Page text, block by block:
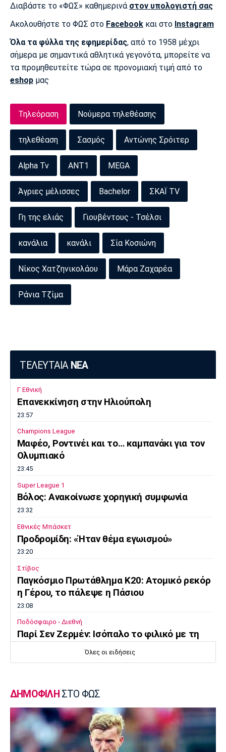
Διαβάστε το «ΦΩΣ» καθημερινά στον υπολογιστή σας
Ακολουθήστε το ΦΩΣ στο Facebook και στο Instagram
Όλα τα φύλλα της εφημερίδας, από το 1958 μέχρι
σήμερα με σημαντικά αθλητικά γεγονότα, μπορείτε να
τα προμηθευτείτε τώρα σε προνομιακή τιμή από το
eshop μας
Τηλεόραση Νούμερα τηλεθέασης
τηλεθέαση Σασμός Αντώνης Σρόιτερ
Alpha Tv ΑΝΤ1 MEGA
Άγριες μέλισσες Bachelor ΣΚΑΪ TV
Γη της ελιάς Γιουβέντους - Τσέλσι
κανάλια κανάλι Σία Κοσιώνη
Νίκος Χατζηνικολάου Μάρα Ζαχαρέα
Ράνια Τζίμα
ΤΕΛΕΥΤΑΙΑ ΝΕΑ
Γ Εθνική
Επανεκκίνηση στην Ηλιούπολη
23:57
Champions League
Μαφέο, Ροντινέι και το… καμπανάκι για τον
Ολυμπιακό
23:45
Super League 1
Βόλος: Ανακοίνωσε χορηγική συμφωνία
23:32
Εθνικές Μπάσκετ
Προδρομίδη: «Ήταν θέμα εγωισμού»
23:20
Στίβος
Παγκόσμιο Πρωτάθλημα Κ20: Ατομικό ρεκόρ
η Γέρου, το πάλεψε η Πάσιου
23:08
Ποδόσφαιρο - Διεθνή
Παρί Σεν Ζερμέν: Ισόπαλο το φιλικό με τη
Μάντσεστερ Γιουνάιτεντ
Σκωτία: «Δύο στα δύο» η Σεντ Μίρεν, πρώτη
νίκη για Νταντί
22:40
Επικαιρότητα
Τραγωδία στην Πάρο: Παιδί 4 ετών πνίγηκε
Όλες οι ειδήσεις
ΔΗΜΟΦΙΛΗ ΣΤΟ ΦΩΣ